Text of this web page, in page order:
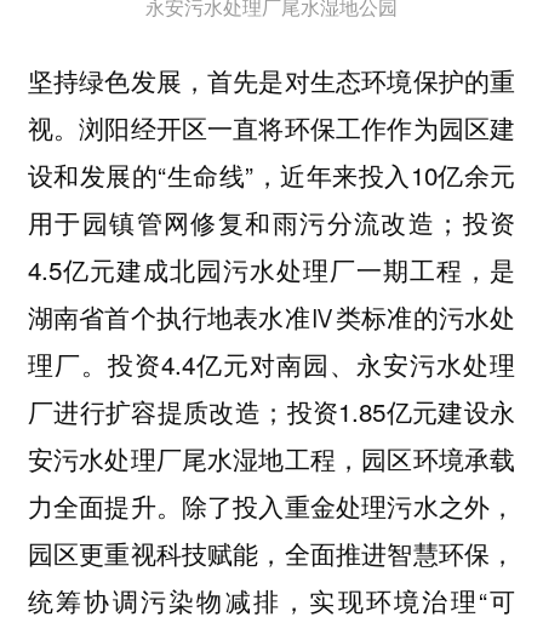
永安污水处理厂尾水湿地公园
坚持绿色发展，首先是对生态环境保护的重
视。浏阳经开区一直将环保工作作为园区建
设和发展的“生命线”，近年来投入10亿余元
用于园镇管网修复和雨污分流改造；投资
4.5亿元建成北园污水处理厂一期工程，是
湖南省首个执行地表水准Ⅳ类标准的污水处
理厂。投资4.4亿元对南园、永安污水处理
厂进行扩容提质改造；投资1.85亿元建设永
安污水处理厂尾水湿地工程，园区环境承载
力全面提升。除了投入重金处理污水之外，
园区更重视科技赋能，全面推进智慧环保，
统筹协调污染物减排，实现环境治理“可